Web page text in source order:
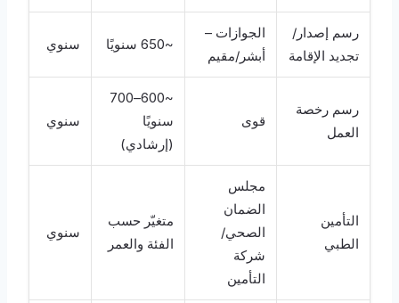
رسم إصدار/
تجديد الإقامة
الجوازات –
أبشر/مقيم
~650 سنويًا سنوي
رسم رخصة
العمل
قوى
~600–700
سنويًا
(إرشادي)
سنوي
التأمين
الطبي
مجلس
الضمان
الصحي/
شركة
التأمين
متغيّر حسب
الفئة والعمر
سنوي